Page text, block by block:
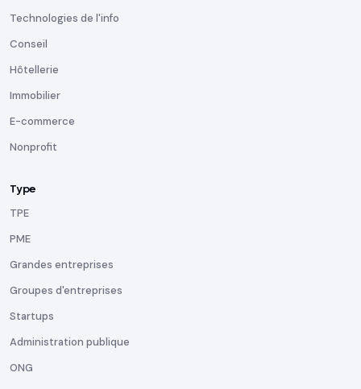
Technologies de l'info
Conseil
Hôtellerie
Immobilier
E-commerce
Nonprofit
Type
TPE
PME
Grandes entreprises
Groupes d'entreprises
Startups
Administration publique
ONG